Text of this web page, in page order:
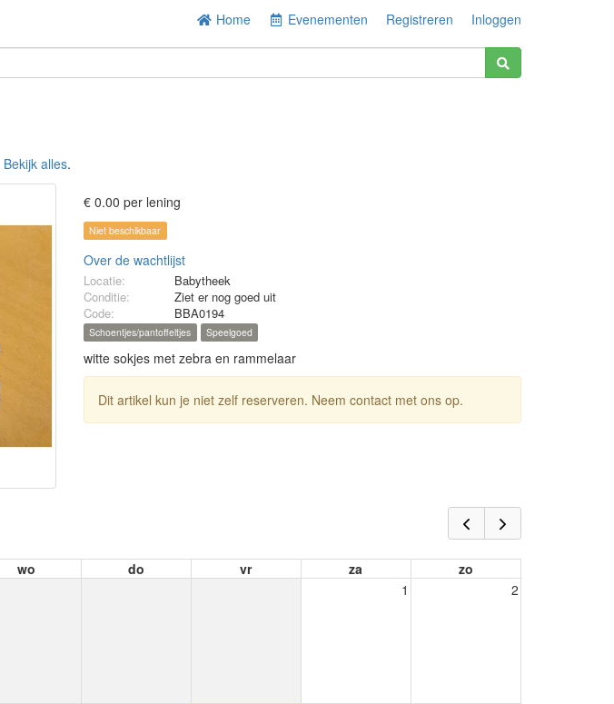
Home Evenementen Registreren Inloggen
Bekijk alles.
€ 0.00 per lening
Niet beschikbaar
Over de wachtlijst
Locatie:
Babytheek
Conditie:
Ziet er nog goed uit
Code:
BBA0194
Schoentjes/pantoffeltjes Speelgoed
witte sokjes met zebra en rammelaar
Dit artikel kun je niet zelf reserveren. Neem contact met ons op.
wo do vr za
zo
1
2